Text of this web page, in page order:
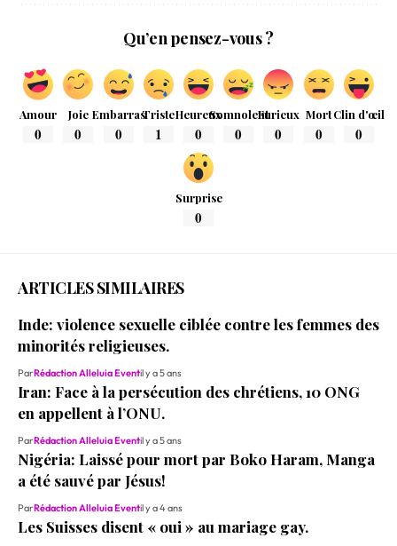
Qu’en pensez-vous ?
Amour
0
Joie
0
Embarras
0
Triste
1
Heureux
0
Somnolent
0
Furieux
0
Mort
0
Clin d'œil
0
Surprise
0
ARTICLES SIMILAIRES
Inde: violence sexuelle ciblée contre les femmes des
minorités religieuses.
ParRédaction Alleluia Eventil y a 5 ans
Iran: Face à la persécution des chrétiens, 10 ONG
en appellent à l’ONU.
ParRédaction Alleluia Eventil y a 5 ans
Nigéria: Laissé pour mort par Boko Haram, Manga
a été sauvé par Jésus!
ParRédaction Alleluia Eventil y a 4 ans
Les Suisses disent « oui » au mariage gay.